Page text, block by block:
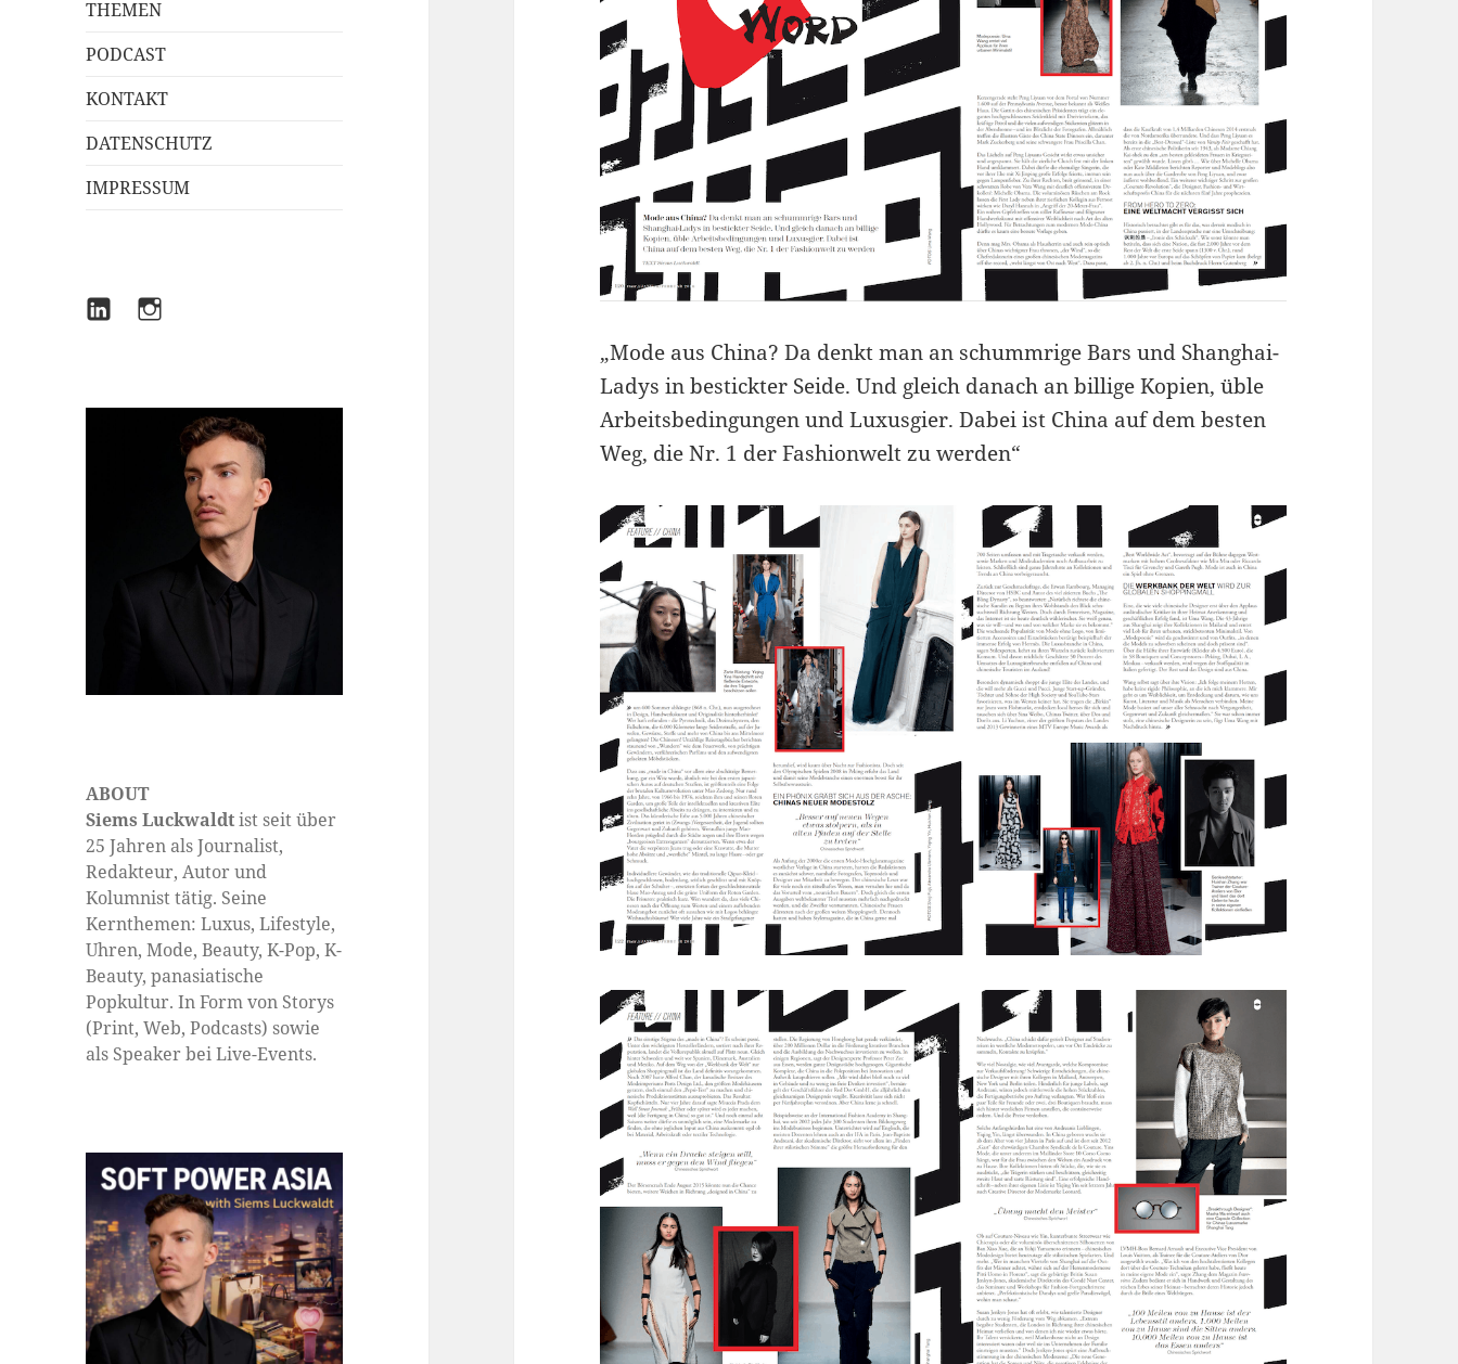
THEMEN
PODCAST
KONTAKT
DATENSCHUTZ
IMPRESSUM
LINKEDININSTAGRAM
ABOUT
Siems Luckwaldtist seit über
25 Jahren als Journalist,
Redakteur, Autor und
Kolumnist tätig. Seine
Kernthemen: Luxus, Lifestyle,
Uhren, Mode, Beauty, K-Pop, K-
Beauty, panasiatische
Popkultur. In Form von Storys
(Print, Web, Podcasts) sowie
als Speaker bei Live-Events.
„Mode aus China? Da denkt man an schummrige Bars und Shanghai-
Ladys in bestickter Seide. Und gleich danach an billige Kopien, üble
Arbeitsbedingungen und Luxusgier. Dabei ist China auf dem besten
Weg, die Nr. 1 der Fashionwelt zu werden“